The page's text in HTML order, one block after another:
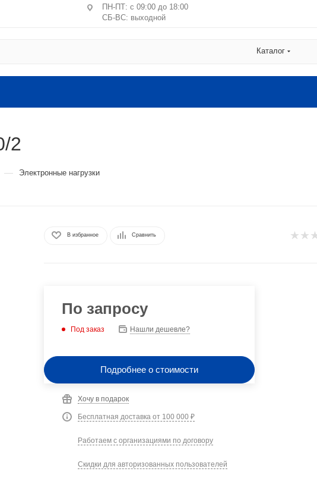
ПН-ПТ: с 09:00 до 18:00
СБ-ВС: выходной
ст. м. Китай-город, Лубянка
Каталог
2
— Электронные нагрузки
В избранное Сравнить
По запросу
Под заказ Нашли дешевле?
Подробнее о стоимости
Хочу в подарок
Бесплатная доставка от 100 000 ₽
Работаем с организациями по договору
Скидки для авторизованных пользователей